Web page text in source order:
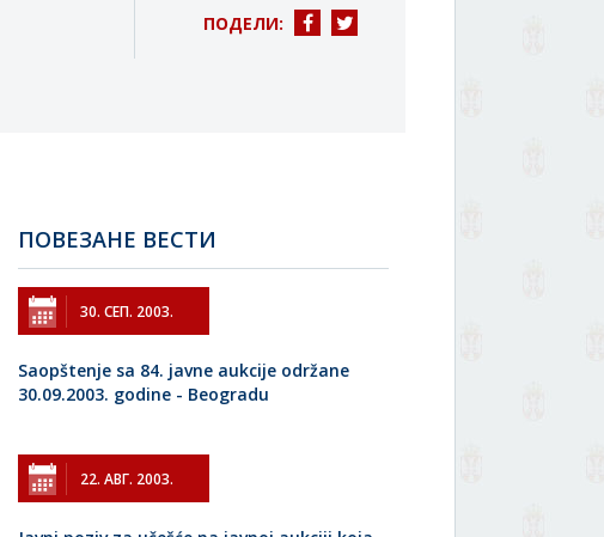
ПОДЕЛИ:
ПОВЕЗАНЕ ВЕСТИ
30. СЕП. 2003.
Saopštenje sa 84. javne aukcije održane
30.09.2003. godine - Beogradu
22. АВГ. 2003.